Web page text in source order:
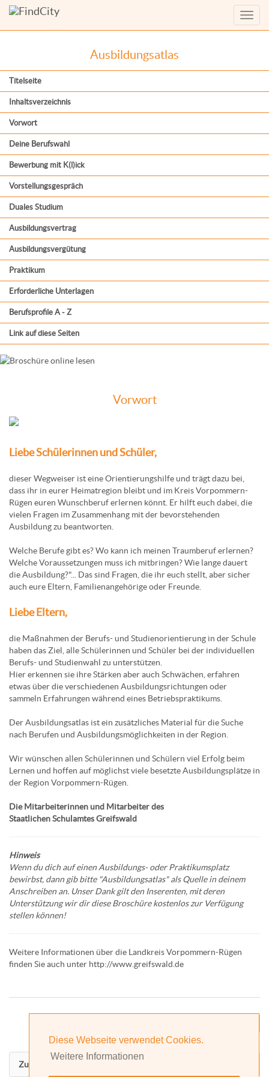
Diese Webseite verwendet Cookies.
Weitere Informationen
Menü
Ausbildungsatlas
Titelseite
Inhaltsverzeichnis
Vorwort
Deine Berufswahl
Bewerbung mit K(l)ick
Vorstellungsgespräch
Duales Studium
Ausbildungsvertrag
Ausbildungsvergütung
Praktikum
Erforderliche Unterlagen
Berufsprofile A - Z
Link auf diese Seiten
Vorwort
Liebe Schülerinnen und Schüler,
dieser Wegweiser ist eine Orientierungshilfe und trägt dazu bei,
dass ihr in eurer Heimatregion bleibt und im Kreis Vorpommern-
Rügen euren Wunschberuf erlernen könnt. Er hilft euch dabei, die
vielen Fragen im Zusammenhang mit der bevorstehenden
Ausbildung zu beantworten.
Welche Berufe gibt es? Wo kann ich meinen Traumberuf erlernen?
Welche Voraussetzungen muss ich mitbringen? Wie lange dauert
die Ausbildung?"... Das sind Fragen, die ihr euch stellt, aber sicher
auch eure Eltern, Familienangehörige oder Freunde.
Liebe Eltern,
die Maßnahmen der Berufs- und Studienorientierung in der Schule
haben das Ziel, alle Schülerinnen und Schüler bei der individuellen
Berufs- und Studienwahl zu unterstützen.
Hier erkennen sie ihre Stärken aber auch Schwächen, erfahren
etwas über die verschiedenen Ausbildungsrichtungen oder
sammeln Erfahrungen während eines Betriebspraktikums.
Der Ausbildungsatlas ist ein zusätzliches Material für die Suche
nach Berufen und Ausbildungsmöglichkeiten in der Region.
Wir wünschen allen Schülerinnen und Schülern viel Erfolg beim
Lernen und hoffen auf möglichst viele besetzte Ausbildungsplätze in
der Region Vorpommern-Rügen.
Die Mitarbeiterinnen und Mitarbeiter des
Staatlichen Schulamtes Greifswald
Hinweis
Wenn du dich auf einen Ausbildungs- oder Praktikumsplatz
bewirbst, dann gib bitte "Ausbildungsatlas" als Quelle in deinem
Anschreiben an. Unser Dank gilt den Inserenten, mit deren
Unterstützung wir dir diese Broschüre kostenlos zur Verfügung
stellen können!
Weitere Informationen über die Landkreis Vorpommern-Rügen
finden Sie auch unter http://www.greifswald.de
Zurück nach oben